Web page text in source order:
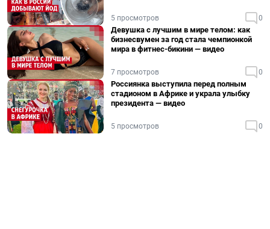
5 просмотров 0
Девушка с лучшим в мире телом: как
бизнесвумен за год стала чемпионкой
мира в фитнес-бикини — видео
7 просмотров 0
Россиянка выступила перед полным
стадионом в Африке и украла улыбку
президента — видео
5 просмотров 0